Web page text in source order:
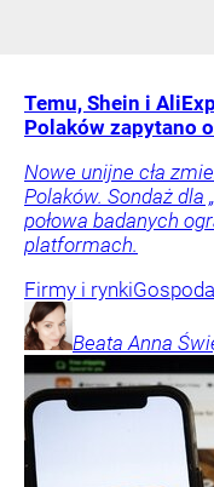
Temu, Shein i
Polaków zapytano
Nowe unijne cła
Polaków. Sondaż dla
połowa badanych
platformach.
Firmy i rynki
Beata Anna